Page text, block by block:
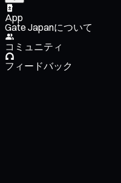
App
Gate Japanについて
コミュニティ
フィードバック